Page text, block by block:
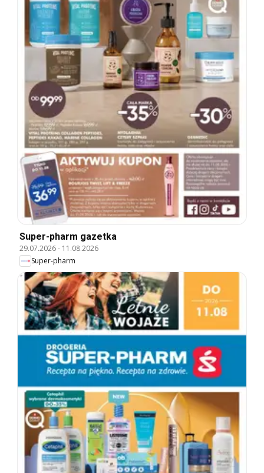
Super-pharm gazetka
29.07.2026- 11.08.2026
Super-pharm